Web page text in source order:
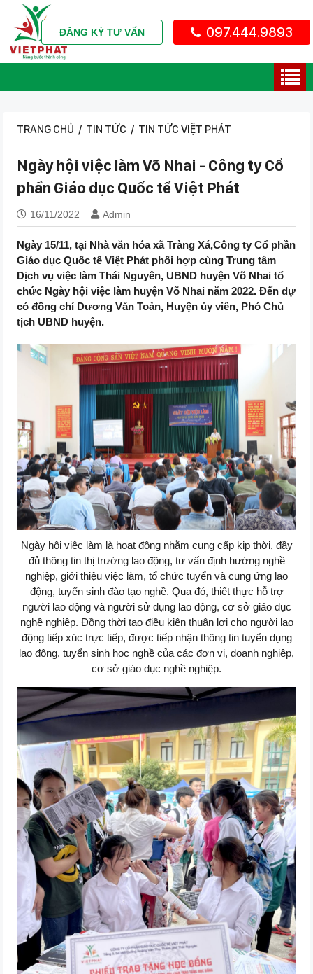
ĐĂNG KÝ TƯ VẤN 097.444.9893
TRANG CHỦ / TIN TỨC / TIN TỨC VIỆT PHÁT
Ngày hội việc làm Võ Nhai - Công ty Cổ
phần Giáo dục Quốc tế Việt Phát
16/11/2022 Admin
Ngày 15/11, tại Nhà văn hóa xã Tràng Xá,Công ty Cổ phần
Giáo dục Quốc tế Việt Phát phối hợp cùng Trung tâm
Dịch vụ việc làm Thái Nguyên, UBND huyện Võ Nhai tổ
chức Ngày hội việc làm huyện Võ Nhai năm 2022. Đến dự
có đồng chí Dương Văn Toản, Huyện ủy viên, Phó Chủ
tịch UBND huyện.
Ngày hội việc làm là hoạt động nhằm cung cấp kịp thời, đầy
đủ thông tin thị trường lao động, tư vấn định hướng nghề
nghiệp, giới thiệu việc làm, tổ chức tuyển và cung ứng lao
động, tuyển sinh đào tạo nghề. Qua đó, thiết thực hỗ trợ
người lao động và người sử dụng lao động, cơ sở giáo dục
nghề nghiệp. Đồng thời tạo điều kiện thuận lợi cho người lao
động tiếp xúc trực tiếp, được tiếp nhận thông tin tuyển dụng
lao động, tuyển sinh học nghề của các đơn vị, doanh nghiệp,
cơ sở giáo dục nghề nghiệp.